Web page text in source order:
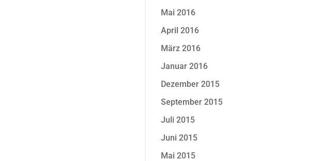
Mai 2016
April 2016
März 2016
Januar 2016
Dezember 2015
September 2015
Juli 2015
Juni 2015
Mai 2015